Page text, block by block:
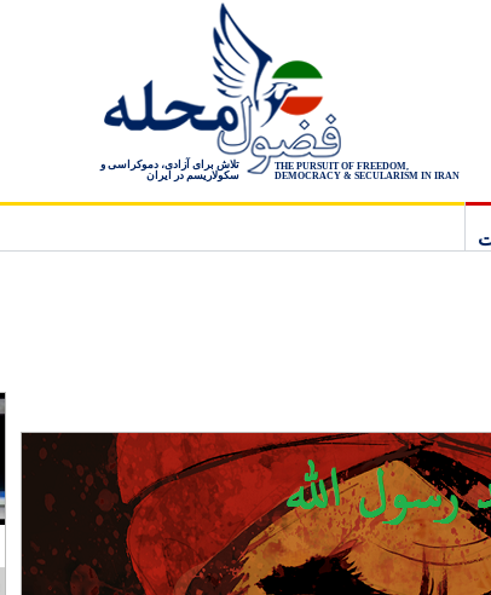
THE PURSUIT OF FREEDOM,
DEMOCRACY & SECULARISM IN IRAN
تلاش برای آزادی، دموکراسی و
سکولاریسم در ایران